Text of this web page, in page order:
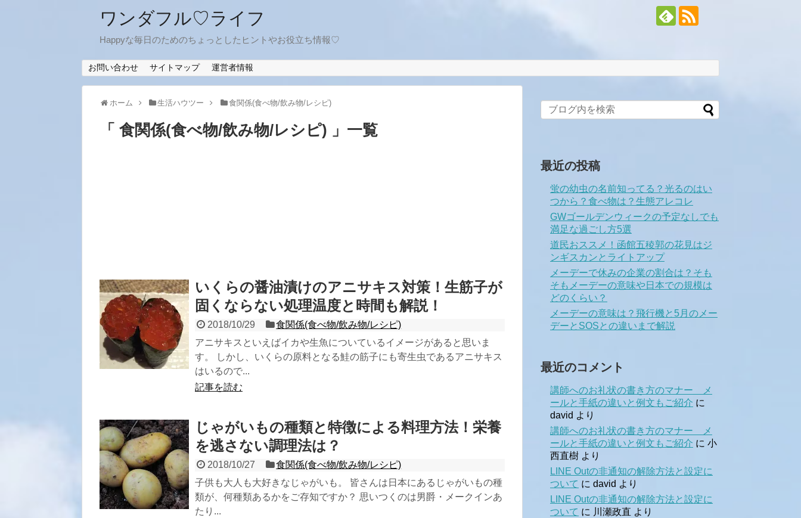
ワンダフル♡ライフ
Happyな毎日のためのちょっとしたヒントやお役立ち情報♡
お問い合わせ サイトマップ 運営者情報
ホーム 生活ハウツー 食関係(食べ物/飲み物/レシピ)
「 食関係(食べ物/飲み物/レシピ) 」一覧
いくらの醤油漬けのアニサキス対策！生筋子が
固くならない処理温度と時間も解説！
2018/10/29
食関係(食べ物/飲み物/レシピ)
アニサキスといえばイカや生魚についているイメージがあると思いま
す。 しかし、いくらの原料となる鮭の筋子にも寄生虫であるアニサキス
はいるので...
記事を読む
じゃがいもの種類と特徴による料理方法！栄養
を逃さない調理法は？
2018/10/27
食関係(食べ物/飲み物/レシピ)
子供も大人も大好きなじゃがいも。 皆さんは日本にあるじゃがいもの種
類が、何種類あるかをご存知ですか？ 思いつくのは男爵・メークインあ
たり...
最近の投稿
蛍の幼虫の名前知ってる？光るのはい
つから？食べ物は？生態アレコレ
GWゴールデンウィークの予定なしでも
満足な過ごし方5選
道民おススメ！函館五稜郭の花見はジ
ンギスカンとライトアップ
メーデーで休みの企業の割合は？そも
そもメーデーの意味や日本での規模は
どのくらい？
メーデーの意味は？飛行機と5月のメー
デーとSOSとの違いまで解説
最近のコメント
講師へのお礼状の書き方のマナー メ
ールと手紙の違いと例文もご紹介 に
david より
講師へのお礼状の書き方のマナー メ
ールと手紙の違いと例文もご紹介 に 小
西直樹 より
LINE Outの非通知の解除方法と設定に
ついて に david より
LINE Outの非通知の解除方法と設定に
ついて に 川瀬政直 より